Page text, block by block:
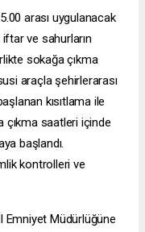
arası uygulanacak
ve sahurların
sokağa çıkma
araçla şehirlerarası
kısıtlama ile
çıkma saatleri içinde
başlandı.
kontrolleri ve
Müdürlüğüne